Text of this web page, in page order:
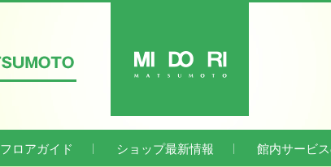
フロアガイド ショップ最新情報 館内サービ